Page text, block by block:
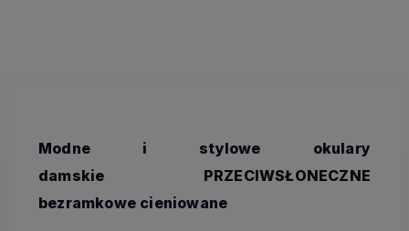
Modne i stylowe okulary
damskie PRZECIWSŁONECZNE
bezramkowe cieniowane